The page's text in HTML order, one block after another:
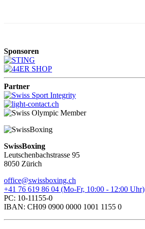
Sponsoren
Partner
SwissBoxing
Leutschenbachstrasse 95
8050 Zürich
office@swissboxing.ch
+41 76 619 86 04 (Mo-Fr, 10:00 - 12:00 Uhr)
PC: 10-11155-0
IBAN: CH09 0900 0000 1001 1155 0